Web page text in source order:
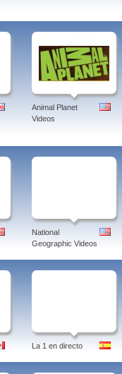
Animal Planet
Videos
National
Geographic Videos
La 1 en directo